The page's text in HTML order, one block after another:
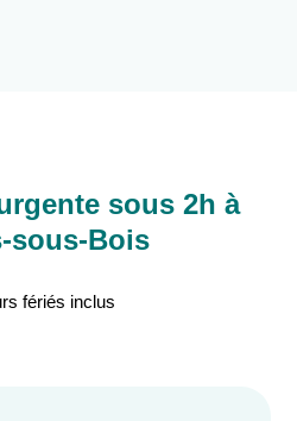
sous 2h à
sous-Bois
fériés inclus